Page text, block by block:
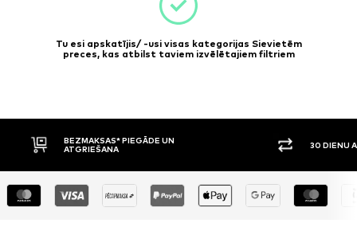
Tu esi apskatījis/ -usi visas kategorijas Sievietēm
preces, kas atbilst taviem izvēlētajiem filtriem
BEZMAKSAS* PIEGĀDE UN
ATGRIEŠANA
30 DIENU